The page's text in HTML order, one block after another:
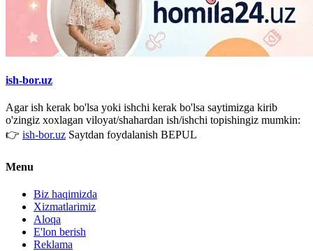
ish-bor.uz
Agar ish kerak bo'lsa yoki ishchi kerak bo'lsa saytimizga kirib
o'zingiz xoxlagan viloyat/shahardan ish/ishchi topishingiz mumkin:
👉 ish-bor.uz Saytdan foydalanish BEPUL
Menu
Biz haqimizda
Xizmatlarimiz
Aloqa
E'lon berish
Reklama